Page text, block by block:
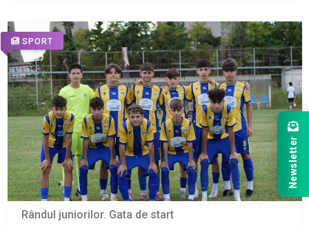
SPORT
Rândul juniorilor. Gata de start
Newsletter